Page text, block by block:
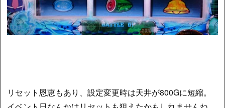
リセット恩恵もあり、設定変更時は天井が800Gに短縮。